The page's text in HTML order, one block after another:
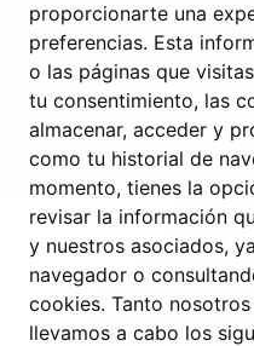
proporcionarte una
preferencias. Esta
o las páginas que
tu consentimiento, las
almacenar, acceder y
como tu historial de
momento, tienes la
revisar la información
y nuestros asociados,
navegador o
cookies. Tanto
llevamos a cabo los